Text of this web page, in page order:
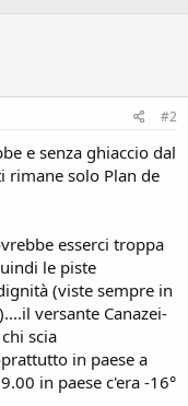
#2
e senza ghiaccio dal
rimane solo Plan de
esserci troppa
le piste
(viste sempre in
versante Canazei-
scia
in paese a
in paese c'era -16°